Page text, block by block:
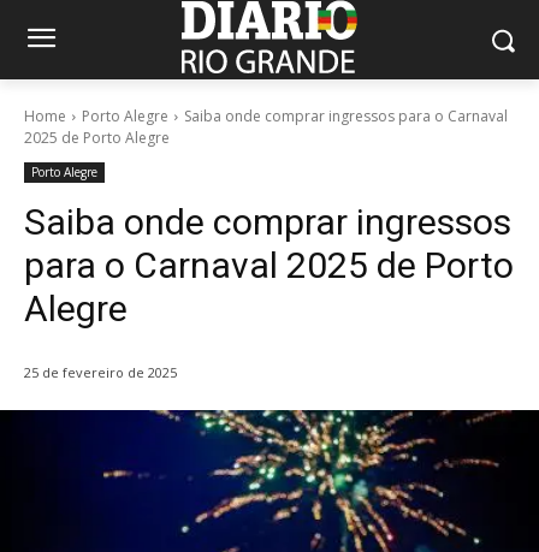
Home Porto Alegre
Saiba onde comprar ingressos para o Carnaval
2025 de Porto Alegre
Porto Alegre
Saiba onde comprar ingressos
para o Carnaval 2025 de Porto
Alegre
25 de fevereiro de 2025